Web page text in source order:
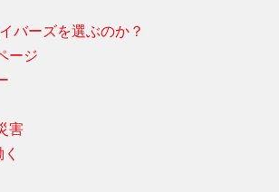
バーズを選ぶのか？
ージ
害